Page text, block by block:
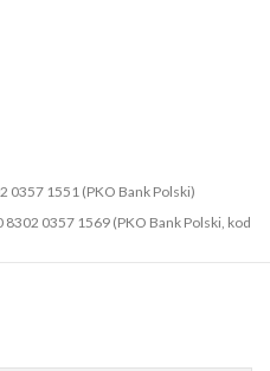
0357 1551 (PKO Bank Polski)
8302 0357 1569 (PKO Bank Polski, kod